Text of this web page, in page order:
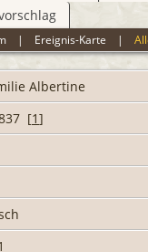
| Ereignis-Karte |
Albertine
[1]